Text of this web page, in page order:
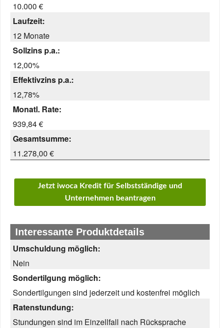
10.000 €
Laufzeit:
12 Monate
Sollzins p.a.:
12,00%
Effektivzins p.a.:
12,78%
Monatl. Rate:
939,84 €
Gesamtsumme:
11.278,00 €
Jetzt iwoca Kredit für Selbstständige und
Unternehmen beantragen
Interessante Produktdetails
Umschuldung möglich:
Nein
Sondertilgung möglich:
Sondertilgungen sind jederzeit und kostenfrei möglich
Ratenstundung:
Stundungen sind im Einzellfall nach Rücksprache